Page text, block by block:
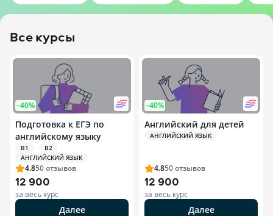
Все курсы
–40%
Подготовка к ЕГЭ по
английскому языку
B1
B2
АНГЛИЙСКИЙ ЯЗЫК
4.850отзывов
12 900
за весь курс
Далее
–40%
Английский для детей
АНГЛИЙСКИЙ ЯЗЫК
4.850отзывов
12 900
за весь курс
Далее